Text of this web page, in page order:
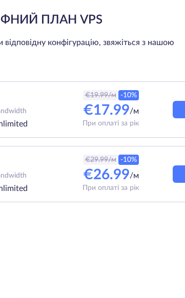
ПЛАН VPS
конфігурацію, звяжіться з нашою
€19.99/м -10%
€17.99/м
При оплаті за рік
€29.99/м -10%
€26.99/м
При оплаті за рік